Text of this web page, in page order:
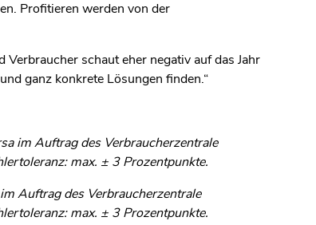
Profitieren werden von der
schaut eher negativ auf das Jahr
ganz konkrete Lösungen finden.“
im Auftrag des Verbraucherzentrale
max. ± 3 Prozentpunkte.
Auftrag des Verbraucherzentrale
max. ± 3 Prozentpunkte.